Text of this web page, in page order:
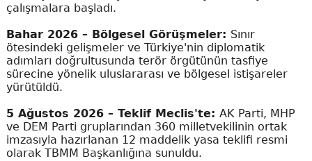
çalışmalara başladı.
Bahar 2026 – Bölgesel Görüşmeler: Sınır
ötesindeki gelişmeler ve Türkiye'nin diplomatik
adımları doğrultusunda terör örgütünün tasfiye
sürecine yönelik uluslararası ve bölgesel istişareler
yürütüldü.
5 Ağustos 2026 – Teklif Meclis'te: AK Parti, MHP
ve DEM Parti gruplarından 360 milletvekilinin ortak
imzasıyla hazırlanan 12 maddelik yasa teklifi resmi
olarak TBMM Başkanlığına sunuldu.